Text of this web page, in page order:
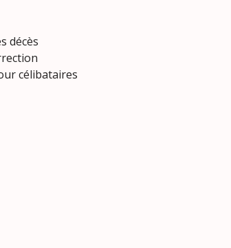
décès
célibataires